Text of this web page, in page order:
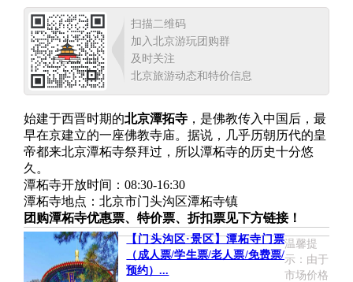
扫描二维码
加入北京游玩团购群
及时关注
北京旅游动态和特价信息
始建于西晋时期的北京潭拓寺 ，是佛教传入中国后，最
早在京建立的一座佛教寺庙。据说，几乎历朝历代的皇
帝都来北京潭柘寺祭拜过，所以潭柘寺的历史十分悠
久。
潭柘寺开放时间：08:30-16:30
潭柘寺地点：北京市门头沟区潭柘寺镇
团购潭柘寺优惠票、特价票、折扣票见下方链接！
【门头沟区·景区】潭柘寺门票
（成人票/学生票/老人票/免费票/
预约）...
温馨提
示：由于
市场价格